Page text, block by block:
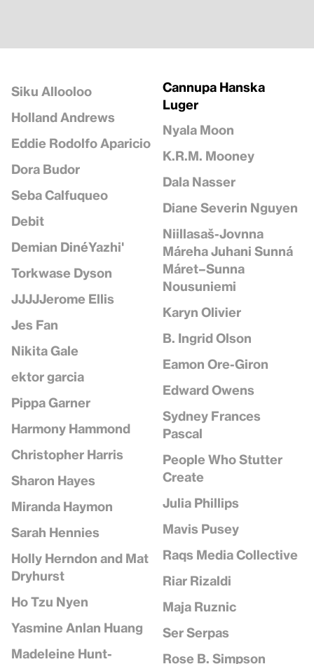
Siku Allooloo
Holland Andrews
Eddie Rodolfo Aparicio
Dora Budor
Seba Calfuqueo
Debit
Demian DinéYazhi'
Torkwase Dyson
JJJJJerome Ellis
Jes Fan
Nikita Gale
ektor garcia
Pippa Garner
Harmony Hammond
Christopher Harris
Sharon Hayes
Miranda Haymon
Sarah Hennies
Holly Herndon and Mat
Dryhurst
Ho Tzu Nyen
Yasmine Anlan Huang
Madeleine Hunt-
Cannupa Hanska
Luger
Nyala Moon
K.R.M. Mooney
Dala Nasser
Diane Severin Nguyen
Niillasaš-Jovnna
Máreha Juhani Sunná
Máret–Sunna
Nousuniemi
Karyn Olivier
B. Ingrid Olson
Eamon Ore-Giron
Edward Owens
Sydney Frances
Pascal
People Who Stutter
Create
Julia Phillips
Mavis Pusey
Raqs Media Collective
Riar Rizaldi
Maja Ruznic
Ser Serpas
Rose B. Simpson